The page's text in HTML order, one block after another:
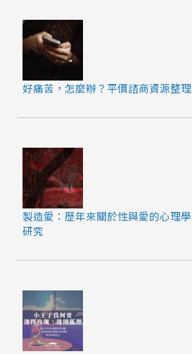
好痛苦，怎麼辦？平價諮商資源整理
製造愛：歷年來關於性與愛的心理學
研究